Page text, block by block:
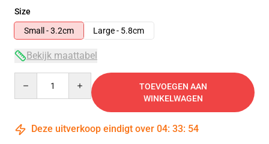
Size
Small - 3.2cm
Large - 5.8cm
Bekijk maattabel
TOEVOEGEN AAN
WINKELWAGEN
Deze uitverkoop eindigt over 04: 33: 54